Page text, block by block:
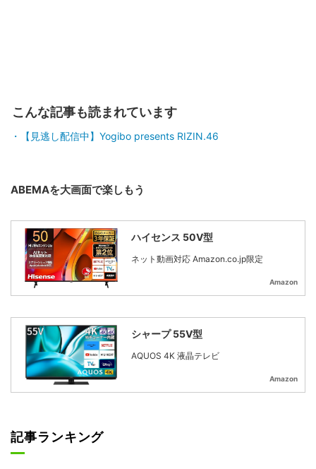
こんな記事も読まれています
【見逃し配信中】Yogibo presents RIZIN.46
ABEMAを大画面で楽しもう
ハイセンス 50V型
ネット動画対応 Amazon.co.jp限定
Amazon
シャープ 55V型
AQUOS 4K 液晶テレビ
Amazon
記事ランキング